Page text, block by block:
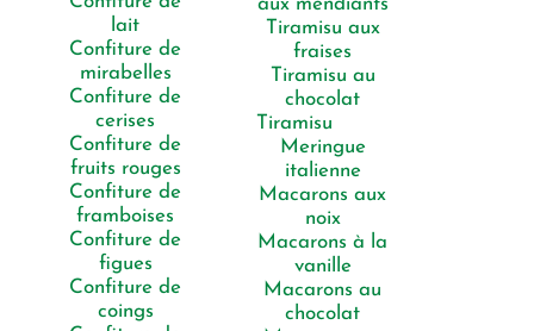
lait
Confiture de
mirabelles
Confiture de
cerises
Confiture de
fruits rouges
Confiture de
framboises
Confiture de
figues
Confiture de
coings
aux mendiants
Tiramisu aux
fraises
Tiramisu au
chocolat
Tiramisu
Meringue
italienne
Macarons aux
noix
Macarons à la
vanille
Macarons au
chocolat